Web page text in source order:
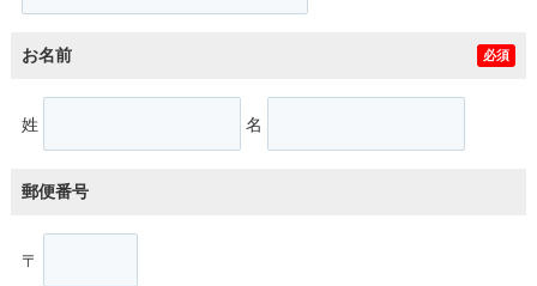
お名前 必須
姓 名
郵便番号
〒